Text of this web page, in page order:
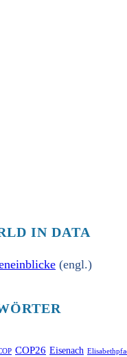
IN DATA
(engl.)
COP26 Eisenach